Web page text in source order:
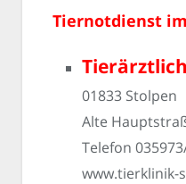
Tiernotdienst
01833 Stolpen
Alte
Telefon
www.tierklinik-